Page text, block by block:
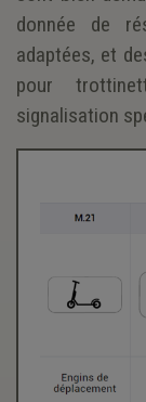
donnée de
adaptées, et
pour
signalisation